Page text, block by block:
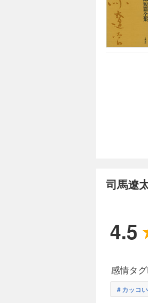
司馬遼
4.5
感情タ
＃カッコ